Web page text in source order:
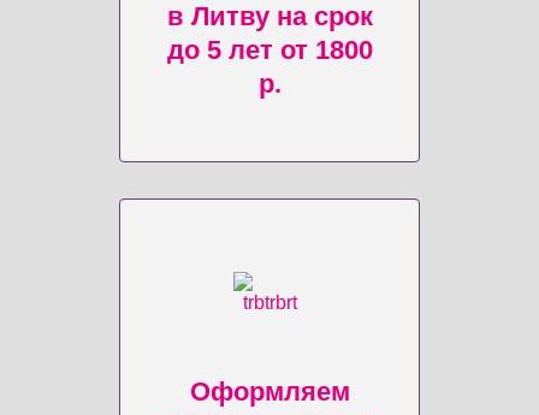
в Литву на срок
до 5 лет от 1800
р.
Оформляем